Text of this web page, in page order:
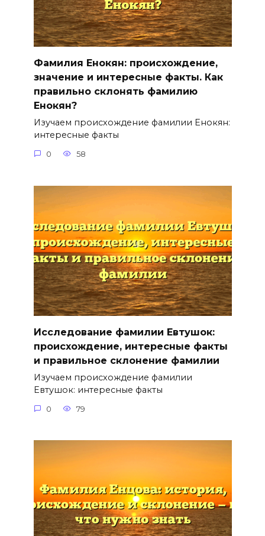
Фамилия Енокян: происхождение,
значение и интересные факты. Как
правильно склонять фамилию
Енокян?
Изучаем происхождение фамилии Енокян:
интересные факты
0 58
Исследование фамилии Евтушок:
происхождение, интересные факты
и правильное склонение фамилии
Изучаем происхождение фамилии
Евтушок: интересные факты
0 79